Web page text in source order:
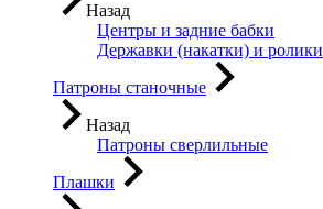
Назад
Центры и задние бабки
Державки (накатки) и ролики
Патроны станочные
Назад
Патроны сверлильные
Плашки